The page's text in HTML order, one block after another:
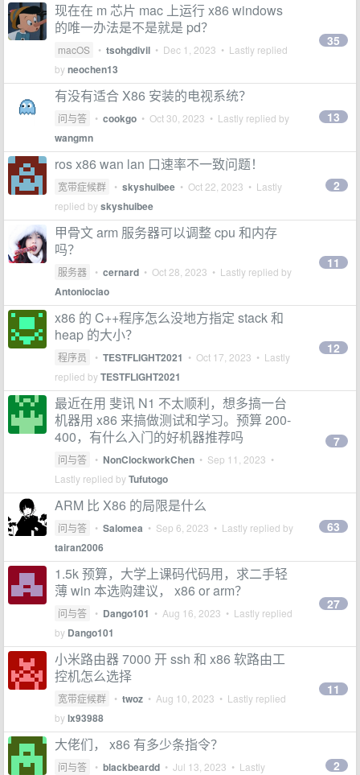
现在在 m 芯片 mac 上运行 x86 windows
的唯一办法是不是就是 pd？
macOS • tsohgdivil • Dec 1, 2023 • Lastly replied
byneochen13
35
有没有适合 X86 安装的电视系统？
问与答 • cookgo • Oct 30, 2023 • Lastly replied by
wangmn
13
ros x86 wan lan 口速率不一致问题！
宽带症候群 • skyshuibee • Oct 22, 2023 • Lastly
replied byskyshuibee
2
甲骨文 arm 服务器可以调整 cpu 和内存
吗？
服务器 • cernard • Oct 28, 2023 • Lastly replied by
Antoniociao
11
x86 的 C++程序怎么没地方指定 stack 和
heap 的大小？
程序员 • TESTFLIGHT2021 • Oct 17, 2023 • Lastly
replied byTESTFLIGHT2021
12
最近在用 斐讯 N1 不太顺利，想多搞一台
机器用 x86 来搞做测试和学习。预算 200-
400，有什么入门的好机器推荐吗
问与答 • NonClockworkChen • Sep 11, 2023 •
Lastly replied byTufutogo
7
ARM 比 X86 的局限是什么
问与答 • Salomea • Sep 6, 2023 • Lastly replied by
tairan2006
63
1.5k 预算，大学上课码代码用，求二手轻
薄 win 本选购建议， x86 or arm？
问与答 • Dango101 • Aug 16, 2023 • Lastly replied
by Dango101
27
小米路由器 7000 开 ssh 和 x86 软路由工
控机怎么选择
宽带症候群 • twoz • Aug 10, 2023 • Lastly replied
bylx93988
11
大佬们， x86 有多少条指令？
问与答 • blackbeardd • Jul 13, 2023 • Lastly
2